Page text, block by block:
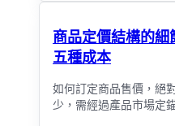
商品定價結構的
五種成本
如何訂定商品售價，絕
少，需經過產品市場定